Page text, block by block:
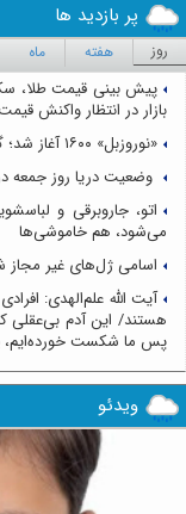
پر بازدید ها
روز هفته ماه
بازار در انتظار واکنش
«نوروزبل» ۱۶۰۰ آغاز شد؛ گیلانیان وارد قرن هفدهم دیلمی شدند
وضعیت دریا روز جمعه
اتو، جاروبرقی و
می‌شود، هم خاموشی‌ها
اسامی ژل‌های غیر
آیت الله علم‌الهدی:
پس ما شکست خورده‌ایم،
ویدئو